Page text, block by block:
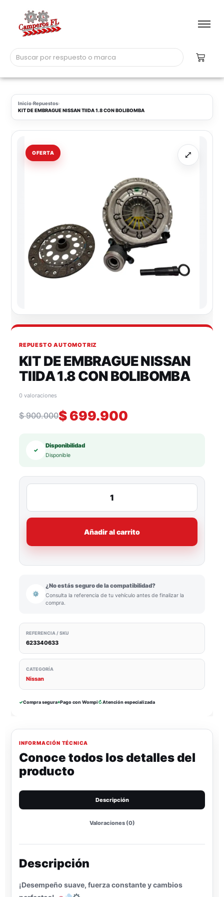
Inicio›Repuestos›
KIT DE EMBRAGUE NISSAN TIIDA 1.8 CON BOLIBOMBA
OFERTA ⤢
REPUESTO AUTOMOTRIZ
KIT DE EMBRAGUE NISSAN
TIIDA 1.8 CON BOLIBOMBA
0 valoraciones
$900.000$699.900
✓
Disponibilidad
Disponible
Añadir al carrito
⚙
¿No estás seguro de la compatibilidad?
Consulta la referencia de tu vehículo antes de finalizar la
compra.
REFERENCIA / SKU
623340633
CATEGORÍA
Nissan
✓Compra segura⌖Pago con Wompi↻Atención especializada
INFORMACIÓN TÉCNICA
Conoce todos los detalles del
producto
Descripción
Valoraciones (0)
Descripción
¡Desempeño suave, fuerza constante y cambios